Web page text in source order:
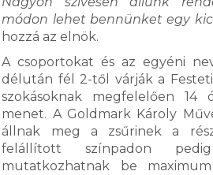
módon lehet bennünket egy
hozzá az elnök.
A csoportokat és az egyéni
délután fél 2-től várják a
szokásoknak megfelelően
menet. A Goldmark Károly
állnak meg a zsűrinek a
felállított színpadon
mutatkozhatnak be